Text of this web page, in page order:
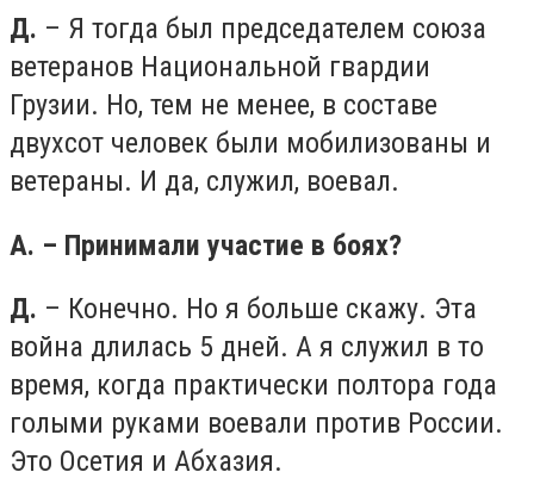
Д. – Я тогда был председателем союза
ветеранов Национальной гвардии
Грузии. Но, тем не менее, в составе
двухсот человек были мобилизованы и
ветераны. И да, служил, воевал.
А. – Принимали участие в боях?
Д. – Конечно. Но я больше скажу. Эта
война длилась 5 дней. А я служил в то
время, когда практически полтора года
голыми руками воевали против России.
Это Осетия и Абхазия.